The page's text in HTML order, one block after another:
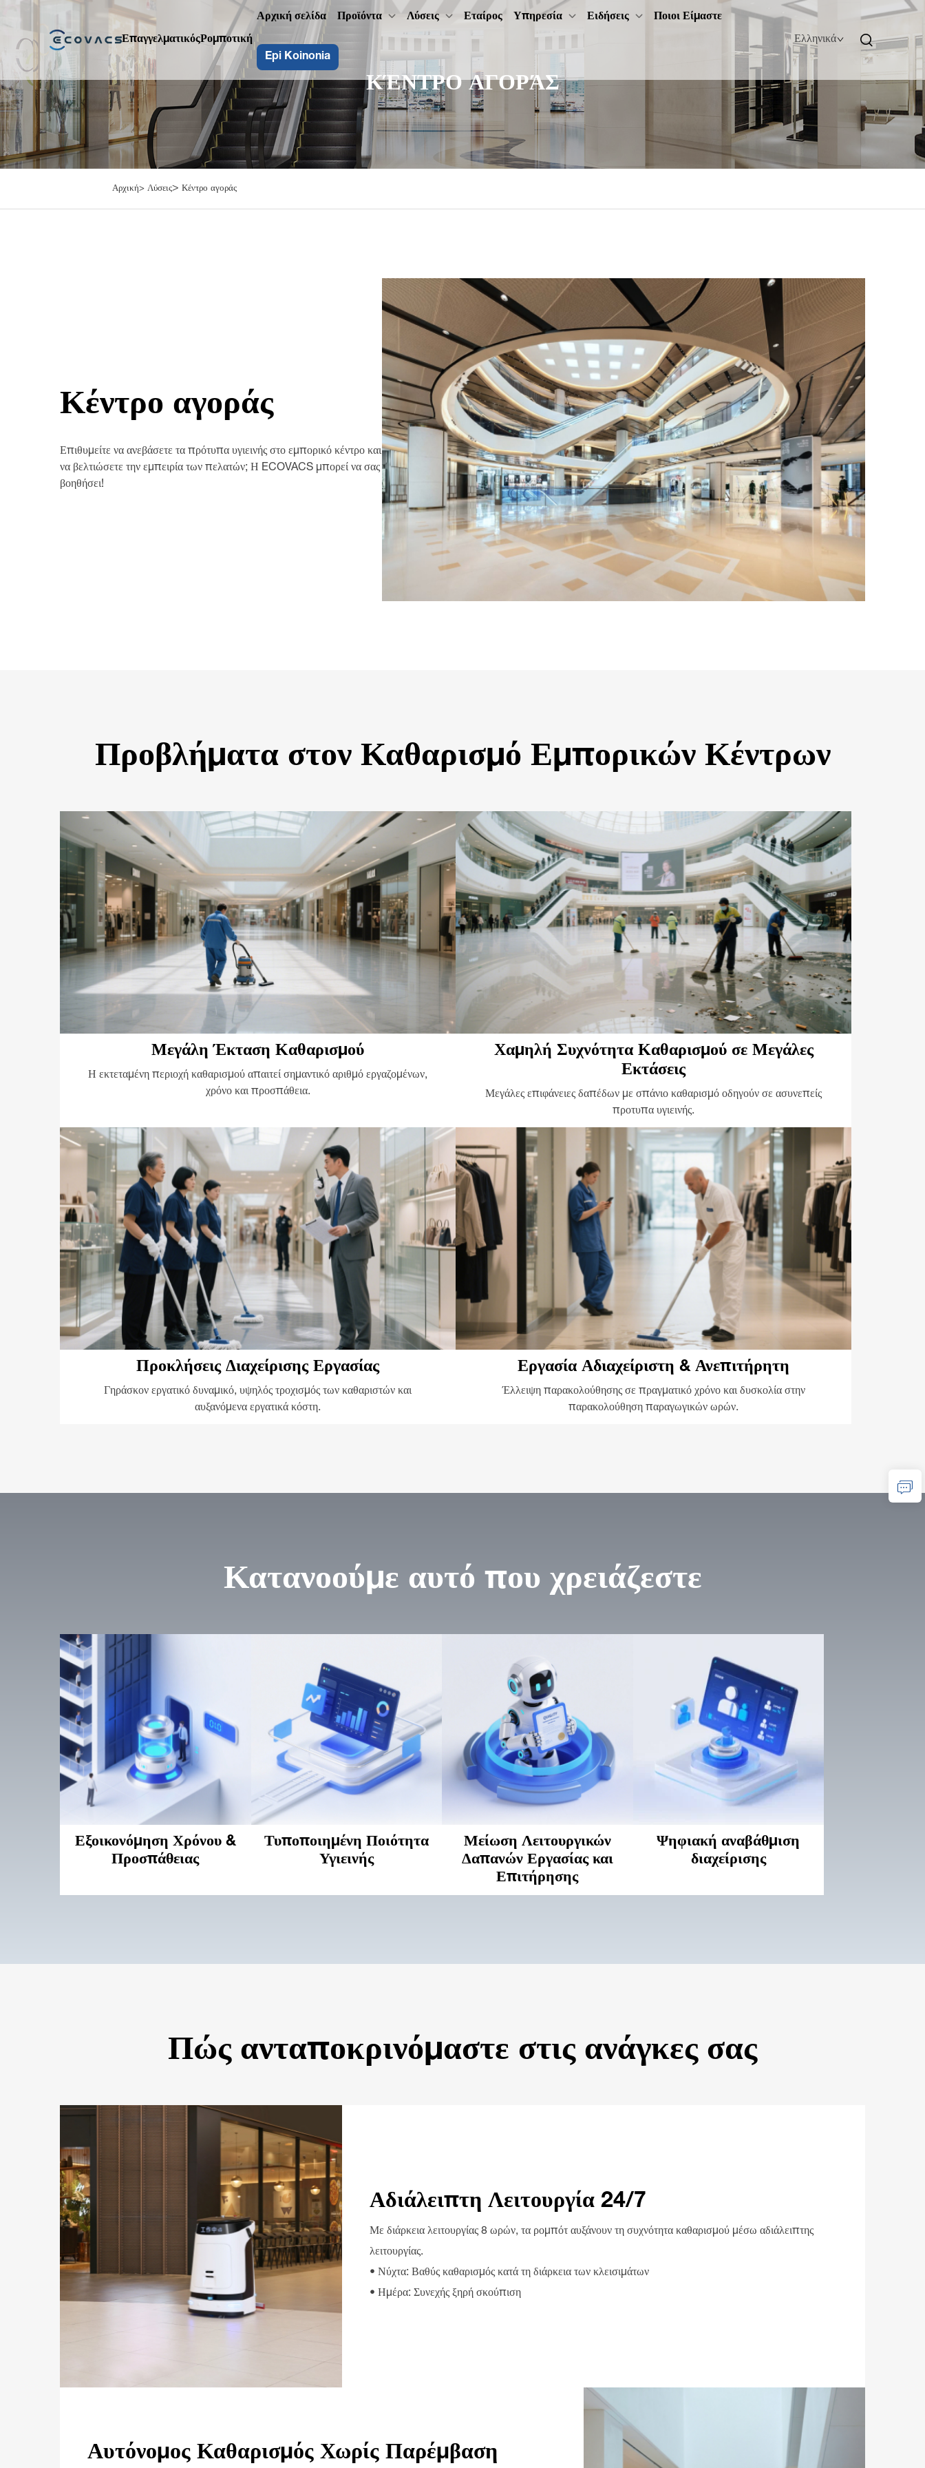
ΕπαγγελματικόςΡομποτική
Αρχική σελίδα Προϊόντα Λύσεις Εταίρος Υπηρεσία Ειδήσεις Ποιοι Είμαστε
Epi Koinonia
Ελληνικά
ΚΈΝΤΡΟ ΑΓΟΡΆΣ
Αρχική> Λύσεις> Κέντρο αγοράς
Κέντρο αγοράς
Επιθυμείτε να ανεβάσετε τα πρότυπα υγιεινής στο εμπορικό κέντρο και
να βελτιώσετε την εμπειρία των πελατών; Η ECOVACS μπορεί να σας
βοηθήσει!
Προβλήματα στον Καθαρισμό Εμπορικών Κέντρων
Μεγάλη Έκταση Καθαρισμού
Η εκτεταμένη περιοχή καθαρισμού απαιτεί σημαντικό αριθμό εργαζομένων,
χρόνο και προσπάθεια.
Χαμηλή Συχνότητα Καθαρισμού σε Μεγάλες
Εκτάσεις
Μεγάλες επιφάνειες δαπέδων με σπάνιο καθαρισμό οδηγούν σε ασυνεπείς
προτυπα υγιεινής.
Προκλήσεις Διαχείρισης Εργασίας
Γηράσκον εργατικό δυναμικό, υψηλός τροχισμός των καθαριστών και
αυξανόμενα εργατικά κόστη.
Εργασία Αδιαχείριστη & Ανεπιτήρητη
Έλλειψη παρακολούθησης σε πραγματικό χρόνο και δυσκολία στην
παρακολούθηση παραγωγικών ωρών.
Κατανοούμε αυτό που χρειάζεστε
Εξοικονόμηση Χρόνου &
Προσπάθειας
Τυποποιημένη Ποιότητα
Υγιεινής
Μείωση Λειτουργικών
Δαπανών Εργασίας και
Επιτήρησης
Ψηφιακή αναβάθμιση
διαχείρισης
Πώς ανταποκρινόμαστε στις ανάγκες σας
Αδιάλειπτη Λειτουργία 24/7
Με διάρκεια λειτουργίας 8 ωρών, τα ρομπότ αυξάνουν τη συχνότητα καθαρισμού μέσω αδιάλειπτης
λειτουργίας.
• Νύχτα: Βαθύς καθαρισμός κατά τη διάρκεια των κλεισιμάτων
• Ημέρα: Συνεχής ξηρή σκούπιση
Αυτόνομος Καθαρισμός Χωρίς Παρέμβαση